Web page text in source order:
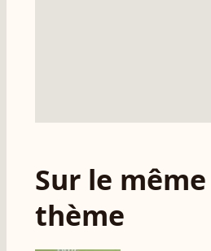
Sur le même
thème